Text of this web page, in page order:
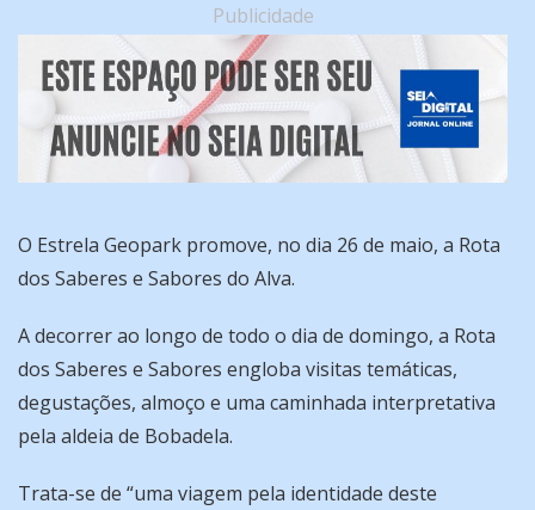
Publicidade
O Estrela Geopark promove, no dia 26 de maio, a Rota
dos Saberes e Sabores do Alva.
A decorrer ao longo de todo o dia de domingo, a Rota
dos Saberes e Sabores engloba visitas temáticas,
degustações, almoço e uma caminhada interpretativa
pela aldeia de Bobadela.
Trata-se de “uma viagem pela identidade deste